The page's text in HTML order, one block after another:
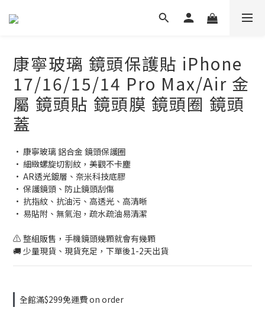
康寧玻璃 鏡頭保護貼 iPhone
17/16/15/14 Pro Max/Air 金
屬 鏡頭貼 鏡頭膜 鏡頭圈 鏡頭
蓋
• 康寧玻璃 鋁合金 鏡頭保護圈
• 細緻螺旋切割紋，美觀不卡塵
• AR透光鍍層、奈米科技底膠
• 保護鏡頭、防止鏡頭刮傷
• 抗指紋、抗油污、高透光、高清晰
• 易貼附、無氣泡，疏水疏油易清潔
⚠️ 整組販售，手機鏡頭幾顆就會有幾顆
🚚 少量現貨、現貨充足，下單後1-2天出貨
全館滿$299免運費 on order